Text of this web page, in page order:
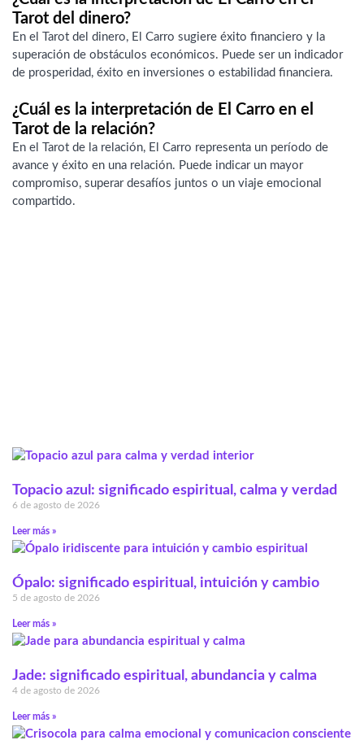
Tarot del dinero?
En el Tarot del dinero, El Carro sugiere éxito financiero y la
superación de obstáculos económicos. Puede ser un indicador
de prosperidad, éxito en inversiones o estabilidad financiera.
¿Cuál es la interpretación de El Carro en el
Tarot de la relación?
En el Tarot de la relación, El Carro representa un período de
avance y éxito en una relación. Puede indicar un mayor
compromiso, superar desafíos juntos o un viaje emocional
compartido.
Topacio azul: significado espiritual, calma y verdad
6 de agosto de 2026
Leer más »
Ópalo: significado espiritual, intuición y cambio
5 de agosto de 2026
Leer más »
Jade: significado espiritual, abundancia y calma
4 de agosto de 2026
Leer más »